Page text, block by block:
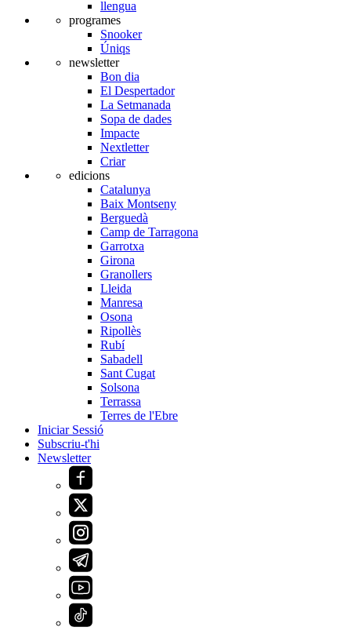
llengua
programes
Snooker
Úniqs
newsletter
Bon dia
El Despertador
La Setmanada
Sopa de dades
Impacte
Nextletter
Criar
edicions
Catalunya
Baix Montseny
Berguedà
Camp de Tarragona
Garrotxa
Girona
Granollers
Lleida
Manresa
Osona
Ripollès
Rubí
Sabadell
Sant Cugat
Solsona
Terrassa
Terres de l'Ebre
Iniciar Sessió
Subscriu-t'hi
Newsletter